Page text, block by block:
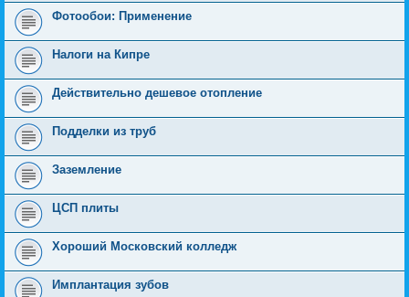
Фотообои: Применение
Налоги на Кипре
Действительно дешевое отопление
Подделки из труб
Заземление
ЦСП плиты
Хороший Московский колледж
Имплантация зубов